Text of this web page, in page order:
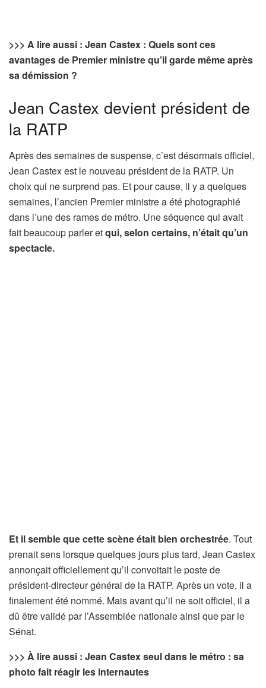
>>> A lire aussi : Jean Castex : Quels sont ces
avantages de Premier ministre qu’il garde même après
sa démission ?
Jean Castex devient président de
la RATP
Après des semaines de suspense, c’est désormais officiel,
Jean Castex est le nouveau président de la RATP. Un
choix qui ne surprend pas. Et pour cause, il y a quelques
semaines, l’ancien Premier ministre a été photographié
dans l’une des rames de métro. Une séquence qui avait
fait beaucoup parler etqui, selon certains, n’était qu’un
spectacle.
Et il semble que cette scène était bien orchestrée. Tout
prenait sens lorsque quelques jours plus tard, Jean Castex
annonçait officiellement qu’il convoitait le poste de
président-directeur général de la RATP. Après un vote, il a
finalement été nommé. Mais avant qu’il ne soit officiel, il a
dû être validé par l’Assemblée nationale ainsi que par le
Sénat.
>>> À lire aussi : Jean Castex seul dans le métro : sa
photo fait réagir les internautes